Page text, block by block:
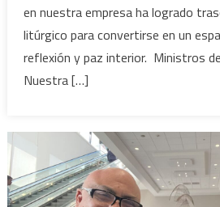
en nuestra empresa ha logrado
litúrgico para convertirse en un
reflexión y paz interior. Ministros
Nuestra […]